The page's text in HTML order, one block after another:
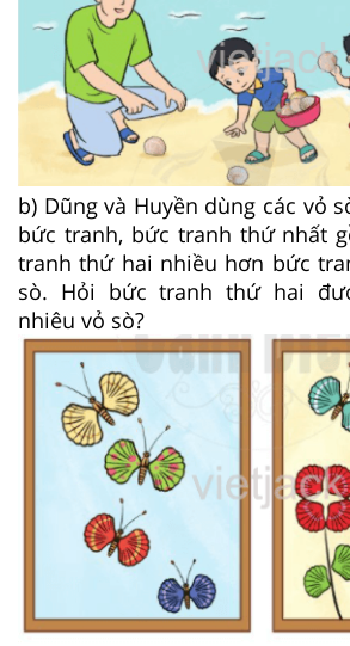
b) Dũng và Huyền dùng các vỏ
bức tranh, bức tranh thứ nhất
tranh thứ hai nhiều hơn bức
sò. Hỏi bức tranh thứ hai
nhiêu vỏ sò?